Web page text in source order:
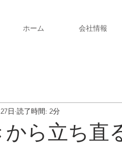
ホーム 会社情報
ら立ち直
日 読了時間: 2分